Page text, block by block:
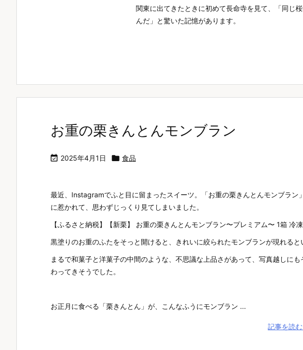
関東に出てきたときに初めて長命寺を見て、「同じ
んだ」と驚いた記憶があります。
お重の栗きんとんモンブラン
 2025年4月1日  食品
最近、Instagramでふと目に留まったスイーツ。「お重の栗きんとんモンブラン
に惹かれて、思わずじっくり見てしまいました。
【ふるさと納税】【新栗】 お重の栗きんとんモンブラン〜プレミアム〜 1箱 冷
黒塗りのお重のふたをそっと開けると、きれいに絞られたモンブランが現れると
まるで和菓子と洋菓子の中間のような、不思議な上品さがあって、写真越しに
わってきそうでした。
お正月に食べる「栗きんとん」が、こんなふうにモンブラン ...
記事を読む